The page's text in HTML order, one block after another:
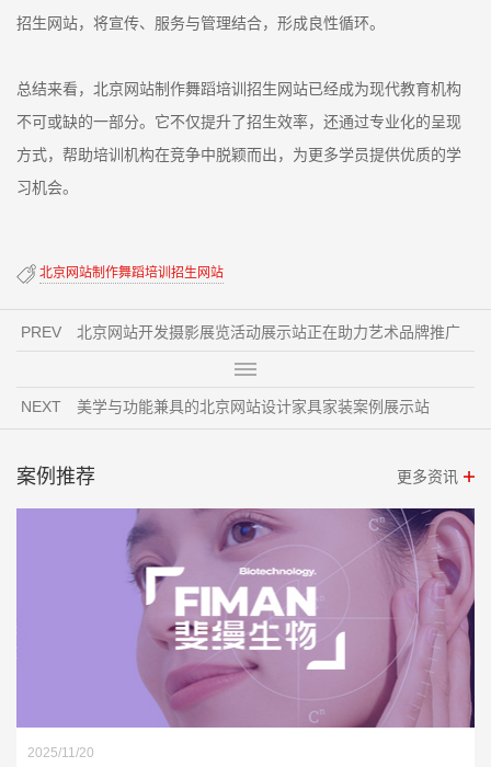
招生网站，将宣传、服务与管理结合，形成良性循环。
总结来看，北京网站制作舞蹈培训招生网站已经成为现代教育机构
不可或缺的一部分。它不仅提升了招生效率，还通过专业化的呈现
方式，帮助培训机构在竞争中脱颖而出，为更多学员提供优质的学
习机会。
北京网站制作舞蹈培训招生网站
PREV 北京网站开发摄影展览活动展示站正在助力艺术品牌推广
NEXT 美学与功能兼具的北京网站设计家具家装案例展示站
案例推荐 更多资讯
2025/11/20